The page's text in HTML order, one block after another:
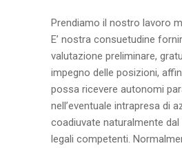
Prendiamo il nostro lavoro
E’ nostra consuetudine
valutazione preliminare,
impegno delle posizioni,
possa ricevere autonomi
nell’eventuale intrapresa di
coadiuvate naturalmente
legali competenti.